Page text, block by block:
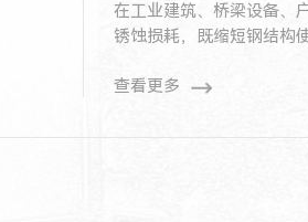
在工业建筑、桥梁设备、
锈蚀损耗，既缩短钢结构
查看更多